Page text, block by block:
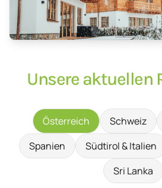
Unsere aktuellen
Österreich Schweiz
Spanien
Südtirol & Italien
Sri Lanka